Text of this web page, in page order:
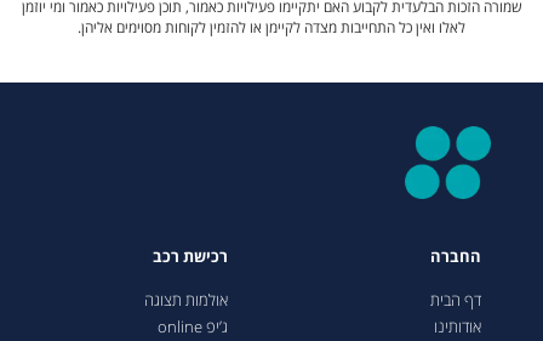
שמורה הזכות הבלעדית לקבוע האם יתקיימו פעילויות כאמור, תוכן פעילויות כאמור ומי יוזמן
לאלו ואין כל התחייבות מצדה לקיימן או להזמין לקוחות מסוימים אליהן.
החברה
דף הבית
אודותינו
רכישת רכב
אולמות תצוגה
ג’יפ online